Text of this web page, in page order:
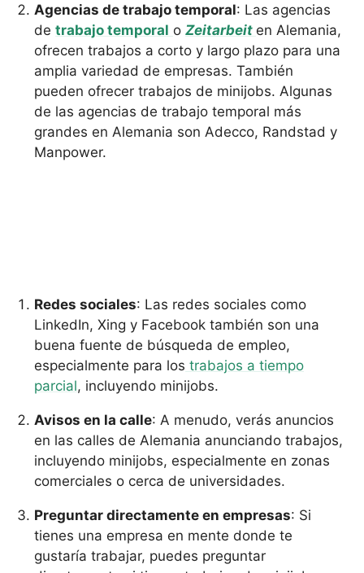
Agencias de trabajo temporal: Las agencias
de trabajo temporal o Zeitarbeit en Alemania,
ofrecen trabajos a corto y largo plazo para una
amplia variedad de empresas. También
pueden ofrecer trabajos de minijobs. Algunas
de las agencias de trabajo temporal más
grandes en Alemania son Adecco, Randstad y
Manpower.
Redes sociales: Las redes sociales como
LinkedIn, Xing y Facebook también son una
buena fuente de búsqueda de empleo,
especialmente para los trabajos a tiempo
parcial, incluyendo minijobs.
Avisos en la calle: A menudo, verás anuncios
en las calles de Alemania anunciando trabajos,
incluyendo minijobs, especialmente en zonas
comerciales o cerca de universidades.
Preguntar directamente en empresas: Si
tienes una empresa en mente donde te
gustaría trabajar, puedes preguntar